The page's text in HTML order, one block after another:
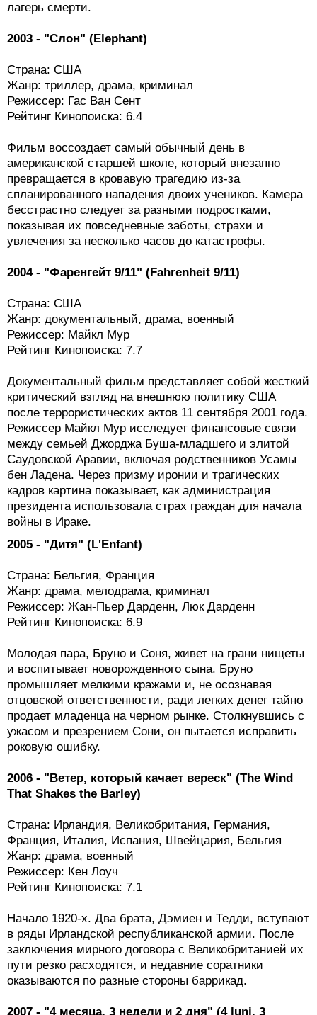
лагерь смерти.
2003 - "Слон" (Elephant)
Страна: США
Жанр: триллер, драма, криминал
Режиссер: Гас Ван Сент
Рейтинг Кинопоиска: 6.4
Фильм воссоздает самый обычный день в
американской старшей школе, который внезапно
превращается в кровавую трагедию из-за
спланированного нападения двоих учеников. Камера
бесстрастно следует за разными подростками,
показывая их повседневные заботы, страхи и
увлечения за несколько часов до катастрофы.
2004 - "Фаренгейт 9/11" (Fahrenheit 9/11)
Страна: США
Жанр: документальный, драма, военный
Режиссер: Майкл Мур
Рейтинг Кинопоиска: 7.7
Документальный фильм представляет собой жесткий
критический взгляд на внешнюю политику США
после террористических актов 11 сентября 2001 года.
Режиссер Майкл Мур исследует финансовые связи
между семьей Джорджа Буша-младшего и элитой
Саудовской Аравии, включая родственников Усамы
бен Ладена. Через призму иронии и трагических
кадров картина показывает, как администрация
президента использовала страх граждан для начала
войны в Ираке.
2005 - "Дитя" (L'Enfant)
Страна: Бельгия, Франция
Жанр: драма, мелодрама, криминал
Режиссер: Жан-Пьер Дарденн, Люк Дарденн
Рейтинг Кинопоиска: 6.9
Молодая пара, Бруно и Соня, живет на грани нищеты
и воспитывает новорожденного сына. Бруно
промышляет мелкими кражами и, не осознавая
отцовской ответственности, ради легких денег тайно
продает младенца на черном рынке. Столкнувшись с
ужасом и презрением Сони, он пытается исправить
роковую ошибку.
2006 - "Ветер, который качает вереск" (The Wind
That Shakes the Barley)
Страна: Ирландия, Великобритания, Германия,
Франция, Италия, Испания, Швейцария, Бельгия
Жанр: драма, военный
Режиссер: Кен Лоуч
Рейтинг Кинопоиска: 7.1
Начало 1920-х. Два брата, Дэмиен и Тедди, вступают
в ряды Ирландской республиканской армии. После
заключения мирного договора с Великобританией их
пути резко расходятся, и недавние соратники
оказываются по разные стороны баррикад.
2007 - "4 месяца, 3 недели и 2 дня" (4 luni, 3